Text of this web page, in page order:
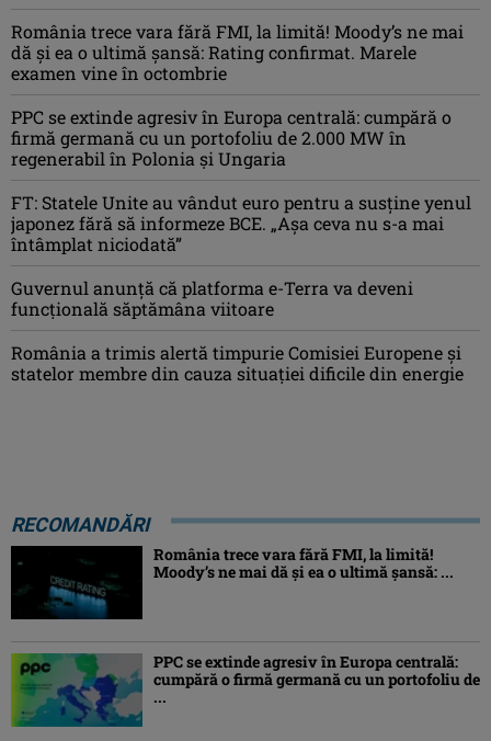
România trece vara fără FMI, la limită! Moody’s ne mai
dă și ea o ultimă șansă: Rating confirmat. Marele
examen vine în octombrie
PPC se extinde agresiv în Europa centrală: cumpără o
firmă germană cu un portofoliu de 2.000 MW în
regenerabil în Polonia și Ungaria
FT: Statele Unite au vândut euro pentru a susține yenul
japonez fără să informeze BCE. „Așa ceva nu s-a mai
întâmplat niciodată”
Guvernul anunță că platforma e-Terra va deveni
funcţională săptămâna viitoare
România a trimis alertă timpurie Comisiei Europene și
statelor membre din cauza situației dificile din energie
RECOMANDĂRI
România trece vara fără FMI, la limită!
Moody’s ne mai dă și ea o ultimă șansă: ...
PPC se extinde agresiv în Europa centrală:
cumpără o firmă germană cu un portofoliu de
...